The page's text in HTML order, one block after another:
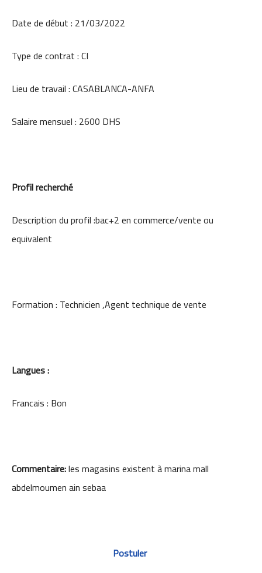
Date de début : 21/03/2022
Type de contrat : CI
Lieu de travail : CASABLANCA-ANFA
Salaire mensuel : 2600 DHS
Profil recherché
Description du profil :bac+2 en commerce/vente ou
equivalent
Formation : Technicien ,Agent technique de vente
Langues :
Francais : Bon
Commentaire:les magasins existent à marina mall
abdelmoumen ain sebaa
Postuler